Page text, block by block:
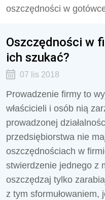
oszczędności w
Oszczędności w
ich szukać?
07 lis 2018
Prowadzenie firmy to
właścicieli i osób nią
prowadzonej
przedsiębiorstwa nie
oszczędnościach w
stwierdzenie jednego z
oszczędzaj tylko
z tym sformułowaniem,